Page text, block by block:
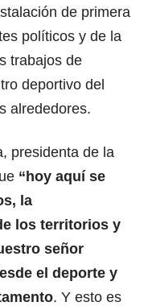
de primera
políticos y de la
trabajos de
deportivo del
alrededores.
presidenta de la
“hoy aquí se
la
los territorios y
señor
el deporte y
. Y esto es